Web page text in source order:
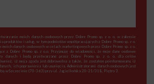
moich danych osobowych przez Dobre Promo sp. z o. o. w zakresie
produktów i usług, w tym podmiotów współpracujących z Dobre Promo sp. z o.
danych osobowych w celach marketingowych przez Dobre Promo sp. z o.
z Dobre Promo sp. z o.o. Przyjmuję do wiadomości, że moje dane osobowe
danych i będą przetwarzane przez Dobre Promo sp. z o. o. dla celów
iż moja zgoda jest dobrowolna a także, że zostałem poinformowany, iż
ich poprawienia lub usunięcia. Administratorami danych osobowych jest
wSzczecinie (70-363) przy ul. Jagiellońska 20-21/318, Piętro 3.